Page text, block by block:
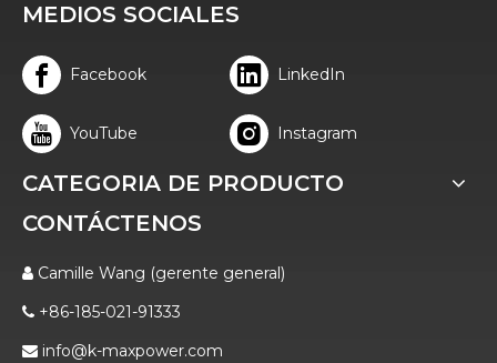
MEDIOS SOCIALES
Facebook LinkedIn
YouTube Instagram
CATEGORIA DE PRODUCTO
CONTÁCTENOS
 Camille Wang (gerente general)
 +86-185-021-91333
 info@k-maxpower.com